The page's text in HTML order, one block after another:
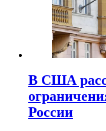
В США
России